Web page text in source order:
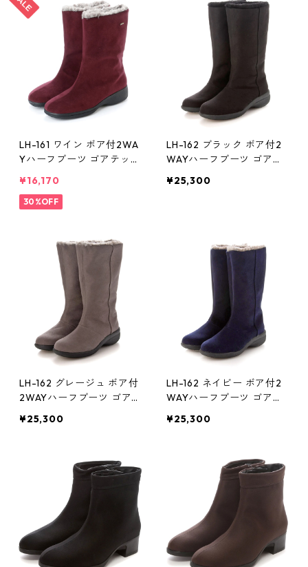
LH-161 ワイン ボア付2WA
Yハーフブーツ ゴアテック
¥16,170
30%OFF
LH-162 ブラック ボア付2
WAYハーフブーツ ゴアテ
¥25,300
LH-162 グレージュ ボア付
2WAYハーフブーツ ゴア
¥25,300
LH-162 ネイビー ボア付2
WAYハーフブーツ ゴアテ
¥25,300